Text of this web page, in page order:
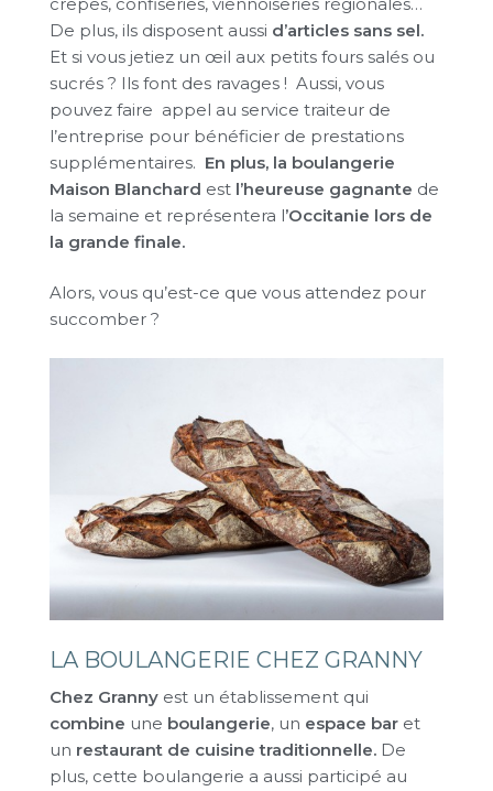
De plus, ils disposent aussi d’articles sans sel.
Et si vous jetiez un œil aux petits fours salés ou
sucrés ? Ils font des ravages ! Aussi, vous
pouvez faire appel au service traiteur de
l’entreprise pour bénéficier de prestations
supplémentaires. En plus, la boulangerie
Maison Blanchard est l’heureuse gagnante de
la semaine et représentera l’Occitanie lors de
la grande finale.
Alors, vous qu’est-ce que vous attendez pour
succomber ?
LA BOULANGERIE CHEZ GRANNY
Chez Granny est un établissement qui
combine une boulangerie, un espace bar et
un restaurant de cuisine traditionnelle. De
plus, cette boulangerie a aussi participé au